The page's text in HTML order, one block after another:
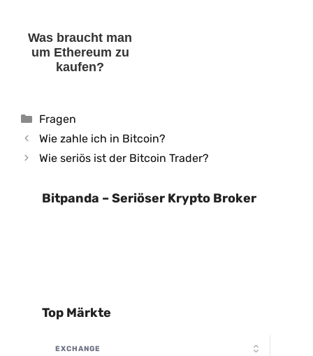
Was braucht man
um Ethereum zu
kaufen?
Kategorien
Fragen
Wie zahle ich in Bitcoin?
Wie seriös ist der Bitcoin Trader?
Bitpanda – Seriöser Krypto Broker
Top Märkte
EXCHANGE